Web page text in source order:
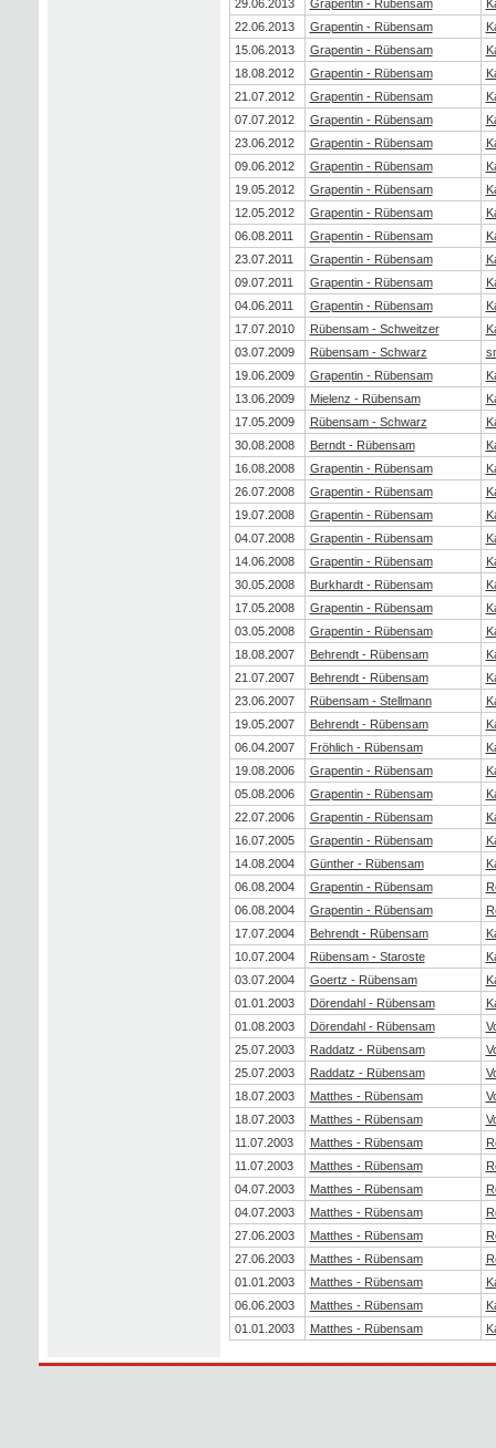
29.06.2013 Grapentin - Rübensam
22.06.2013
Grapentin - Rübensam
15.06.2013
Grapentin - Rübensam
18.08.2012
Grapentin - Rübensam
21.07.2012
Grapentin - Rübensam
07.07.2012
Grapentin - Rübensam
23.06.2012
Grapentin - Rübensam
09.06.2012
Grapentin - Rübensam
19.05.2012
Grapentin - Rübensam
12.05.2012
Grapentin - Rübensam
06.08.2011
Grapentin - Rübensam
23.07.2011
Grapentin - Rübensam
09.07.2011
Grapentin - Rübensam
04.06.2011
Grapentin - Rübensam
17.07.2010
Rübensam - Schweitzer
03.07.2009
Rübensam - Schwarz
19.06.2009
Grapentin - Rübensam
13.06.2009
Mielenz - Rübensam
17.05.2009
Rübensam - Schwarz
30.08.2008
Berndt - Rübensam
16.08.2008
Grapentin - Rübensam
26.07.2008
Grapentin - Rübensam
19.07.2008
Grapentin - Rübensam
04.07.2008
Grapentin - Rübensam
14.06.2008
Grapentin - Rübensam
30.05.2008
Burkhardt - Rübensam
17.05.2008
Grapentin - Rübensam
03.05.2008
Grapentin - Rübensam
18.08.2007
Behrendt - Rübensam
21.07.2007
Behrendt - Rübensam
23.06.2007
Rübensam - Stellmann
19.05.2007
Behrendt - Rübensam
06.04.2007
Fröhlich - Rübensam
19.08.2006
Grapentin - Rübensam
05.08.2006
Grapentin - Rübensam
22.07.2006
Grapentin - Rübensam
16.07.2005
Grapentin - Rübensam
14.08.2004
Günther - Rübensam
06.08.2004
Grapentin - Rübensam
06.08.2004
Grapentin - Rübensam
17.07.2004
Behrendt - Rübensam
10.07.2004
Rübensam - Staroste
03.07.2004
Goertz - Rübensam
01.01.2003
Dörendahl - Rübensam
01.08.2003
Dörendahl - Rübensam
25.07.2003
Raddatz - Rübensam
25.07.2003
Raddatz - Rübensam
18.07.2003
Matthes - Rübensam
18.07.2003
Matthes - Rübensam
11.07.2003
Matthes - Rübensam
11.07.2003
Matthes - Rübensam
04.07.2003
Matthes - Rübensam
04.07.2003
Matthes - Rübensam
27.06.2003
Matthes - Rübensam
27.06.2003
Matthes - Rübensam
01.01.2003
Matthes - Rübensam
06.06.2003
Matthes - Rübensam
01.01.2003
Matthes - Rübensam